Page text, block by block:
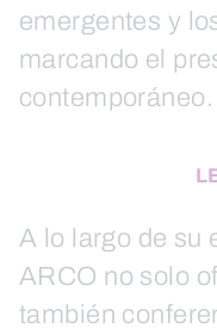
emergentes y
marcando el
contemporáneo.
A lo largo de su
ARCO no solo
también